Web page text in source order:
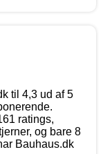
til 4,3 ud af 5
ratings,
og bare 8
Bauhaus.dk